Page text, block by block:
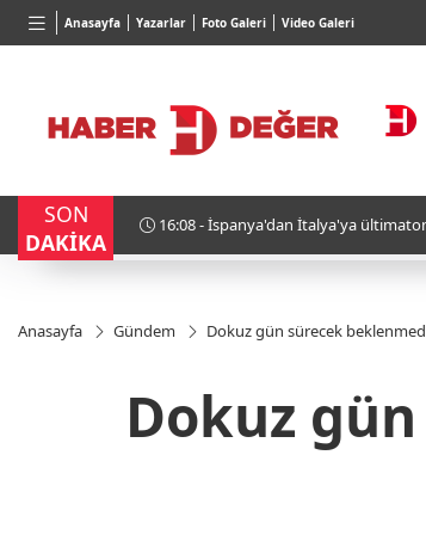
Anasayfa Yazarlar Foto Galeri Video Galeri
TND
16,2408%0,00
BGN
27,9743 %-0,22
SON
DAKİKA
süre verildi 15:55 - Burdur ve Salda
Anasayfa Gündem Dokuz gün sürecek
Dokuz